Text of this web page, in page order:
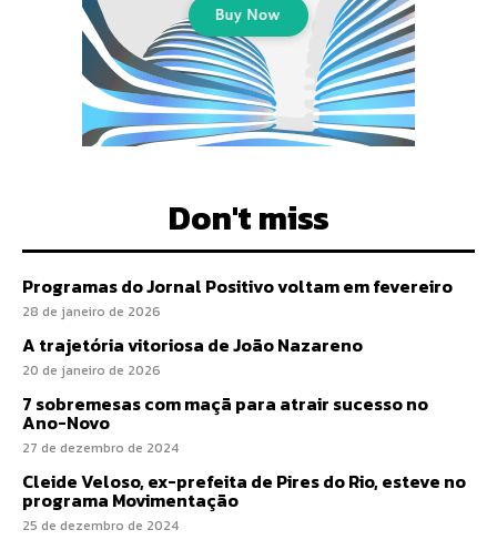
Don't miss
Programas do Jornal Positivo voltam em fevereiro
28 de janeiro de 2026
A trajetória vitoriosa de João Nazareno
20 de janeiro de 2026
7 sobremesas com maçã para atrair sucesso no
Ano-Novo
27 de dezembro de 2024
Cleide Veloso, ex-prefeita de Pires do Rio, esteve no
programa Movimentação
25 de dezembro de 2024